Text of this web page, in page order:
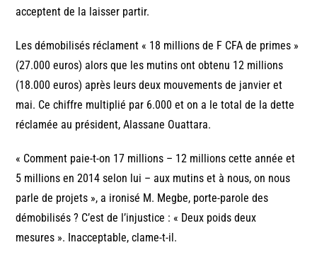
acceptent de la laisser partir.
Les démobilisés réclament « 18 millions de F CFA de primes »
(27.000 euros) alors que les mutins ont obtenu 12 millions
(18.000 euros) après leurs deux mouvements de janvier et
mai. Ce chiffre multiplié par 6.000 et on a le total de la dette
réclamée au président, Alassane Ouattara.
« Comment paie-t-on 17 millions – 12 millions cette année et
5 millions en 2014 selon lui – aux mutins et à nous, on nous
parle de projets », a ironisé M. Megbe, porte-parole des
démobilisés ? C’est de l’injustice : « Deux poids deux
mesures ». Inacceptable, clame-t-il.